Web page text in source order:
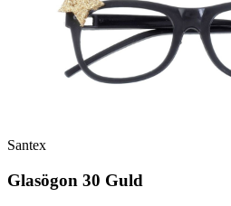
Santex
Glasögon 30 Guld